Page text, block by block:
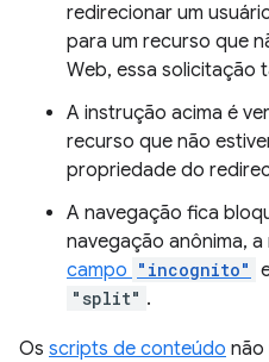
redirecionar um
para um recurso que
Web, essa solicitação
A instrução acima é
recurso que não
propriedade do
A navegação fica
navegação anônima,
campo "incognito"
"split" .
Os scripts de conteúdo não